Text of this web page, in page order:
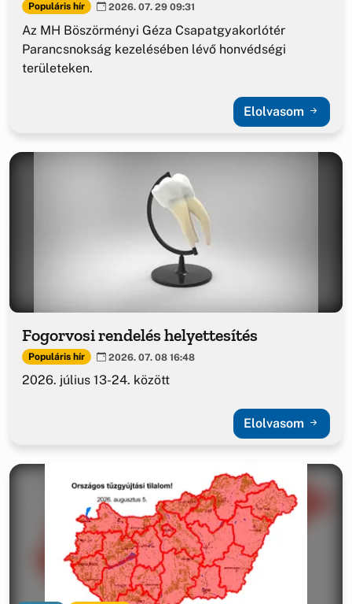
Populáris hír 2026. 07. 29 09:31
Az MH Böszörményi Géza Csapatgyakorlótér
Parancsnokság kezelésében lévő honvédségi
területeken.
Elolvasom
Fogorvosi rendelés helyettesítés
Populáris hír 2026. 07. 08 16:48
2026. július 13-24. között
Elolvasom